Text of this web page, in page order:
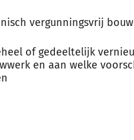
vergunningsvrij
of gedeeltelijk
en aan welke